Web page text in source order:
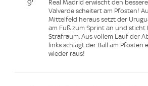
9'
Real Madrid erwischt den
Valverde scheitert am Pfosten!
Mittelfeld heraus setzt der
am Fuß zum Sprint an und sticht
Strafraum. Aus vollem Lauf der
links schlägt der Ball am Pfosten
wieder raus!